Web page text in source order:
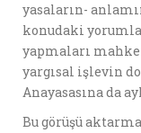
yasaların-
konudaki
yapmaları
yargısal işlevin
Anayasasına da
Bu görüşü